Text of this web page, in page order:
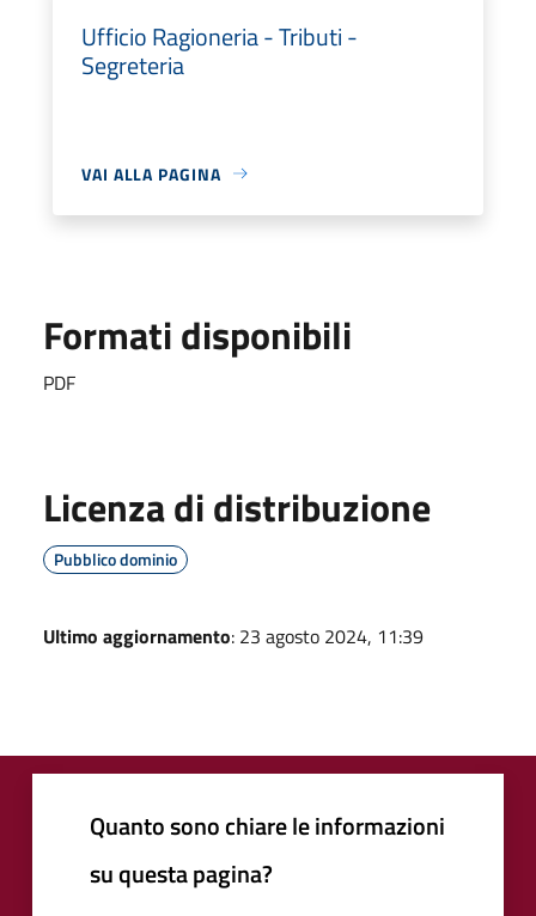
Ufficio Ragioneria - Tributi -
Segreteria
VAI ALLA PAGINA
Formati disponibili
PDF
Licenza di distribuzione
Pubblico dominio
Ultimo aggiornamento: 23 agosto 2024, 11:39
Quanto sono chiare le informazioni
su questa pagina?